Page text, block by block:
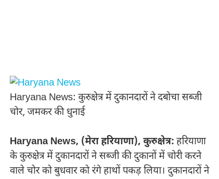
Haryana News: कुरुक्षेत्र में दुकानदारों ने दबोचा सब्जी
चोर, जमकर की धुनाई
Haryana News, (मेरा हरियाणा), कुरुक्षेत्र: हरियाणा
के कुरुक्षेत्र में दुकानदारों ने सब्जी की दुकानों में चोरी करने
वाले चोर को बुधवार को रंगे हाथों पकड़ लिया। दुकानदारों ने